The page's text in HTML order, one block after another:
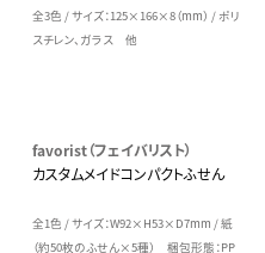
全3色 / サイズ：125×166×8（mm） / ポリ
スチレン、ガラス 他
favorist（フェイバリスト）
カスタムメイドコンパクトふせん
全1色 / サイズ：W92×H53×D7mm / 紙
（約50枚のふせん×5種） 梱包形態：PP